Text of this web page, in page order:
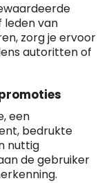
leden van
zorg je ervoor
autoritten of
een
bedrukte
nuttig
de gebruiker